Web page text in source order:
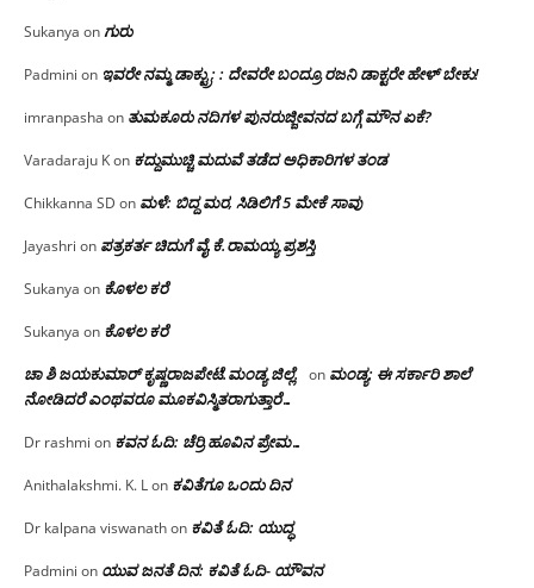
Sukanya onಗುರು
Padmini on ಇವರೇ ನಮ್ಮ ಡಾಕ್ಟ್ರು; : ದೇವರೇ ಬಂದ್ರೂ ರಜನಿ ಡಾಕ್ಟರೇ ಹೇಳ್ ಬೇಕು!
imranpasha on ತುಮಕೂರು ನದಿಗಳ ಪುನರುಜ್ಜೀವನದ ಬಗ್ಗೆ ಮೌನ ಏಕೆ?
Varadaraju Kon ಕದ್ದುಮುಚ್ಚಿ ಮದುವೆ ತಡೆದ ಅಧಿಕಾರಿಗಳ ತಂಡ
Chikkanna SD on ಮಳೆ: ಬಿದ್ದ ಮರ, ಸಿಡಿಲಿಗೆ 5 ಮೇಕೆ ಸಾವು
Jayashri on ಪತ್ರಕರ್ತ ಚಿದುಗೆ ವೈ.ಕೆ.ರಾಮಯ್ಯ ಪ್ರಶಸ್ತಿ
Sukanya on ಕೊಳಲ ಕರೆ
Sukanya on ಕೊಳಲ ಕರೆ
ಚಾ ಶಿ ಜಯಕುಮಾರ್ ಕೃಷ್ಣರಾಜಪೇಟೆ.ಮಂಡ್ಯ ಜಿಲ್ಲೆ. on ಮಂಡ್ಯ: ಈ ಸರ್ಕಾರಿ ಶಾಲೆ
ನೋಡಿದರೆ ಎಂಥವರೂ ಮೂಕವಿಸ್ಮಿತರಾಗುತ್ತಾರೆ…
Dr rashmi on ಕವನ ಓದಿ: ಚೆರ್ರಿ ಹೂವಿನ ಪ್ರೇಮ…
Anithalakshmi. K. Lon ಕವಿತೆಗೂ ಒಂದು ದಿನ
Dr kalpana viswanathon ಕವಿತೆ ಓದಿ: ಯುದ್ಧ
Padmini on ಯುವ ಜನತೆ ದಿನ: ಕವಿತೆ ಓದಿ- ಯೌವನ